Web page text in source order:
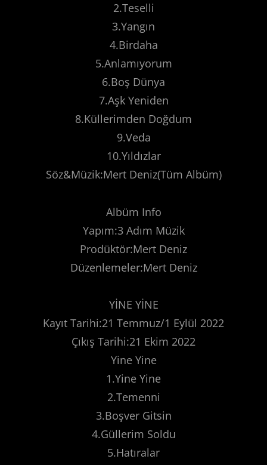
2.Teselli
3.Yangın
4.Birdaha
5.Anlamıyorum
6.Boş Dünya
7.Aşk Yeniden
8.Küllerimden Doğdum
9.Veda
10.Yıldızlar
Söz&Müzik:Mert Deniz(Tüm Albüm)
Albüm Info
Yapım:3 Adım Müzik
Prodüktör:Mert Deniz
Düzenlemeler:Mert Deniz
YİNE YİNE
Kayıt Tarihi:21 Temmuz/1 Eylül 2022
Çıkış Tarihi:21 Ekim 2022
Yine Yine
1.Yine Yine
2.Temenni
3.Boşver Gitsin
4.Güllerim Soldu
5.Hatıralar